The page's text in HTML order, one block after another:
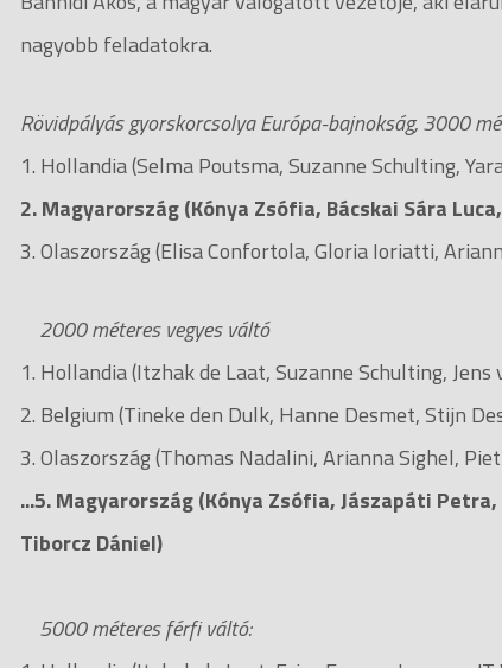
nagyobb feladatokra.
Rövidpályás gyorskorcsolya Európa-bajnokság, 3000
1. Hollandia (Selma Poutsma, Suzanne Schulting,
2. Magyarország (Kónya Zsófia, Bácskai Sára
3. Olaszország (Elisa Confortola, Gloria Ioriatti,
2000 méteres vegyes váltó
1. Hollandia (Itzhak de Laat, Suzanne Schulting,
2. Belgium (Tineke den Dulk, Hanne Desmet, Stijn
3. Olaszország (Thomas Nadalini, Arianna Sighel,
...5. Magyarország (Kónya Zsófia, Jászapáti
Tiborcz Dániel)
5000 méteres férfi váltó: